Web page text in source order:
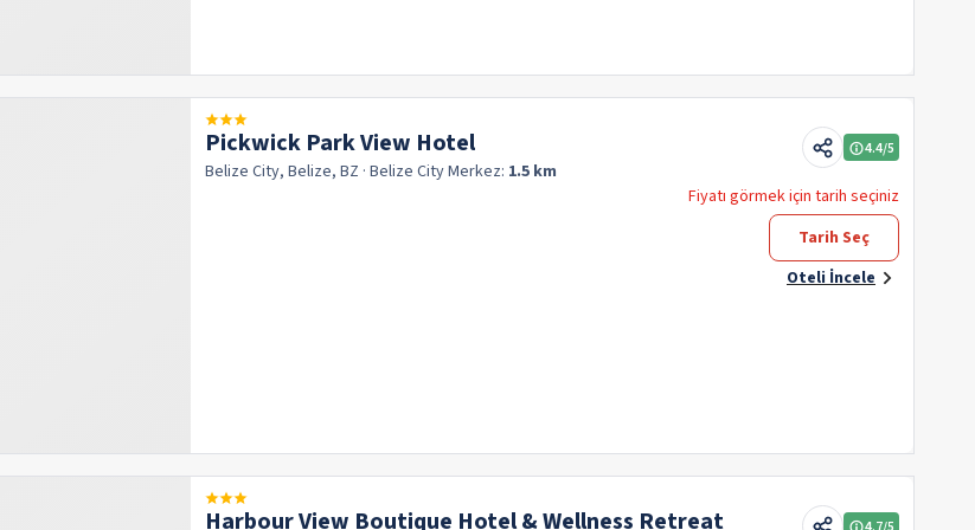
Pickwick Park View Hotel
Belize City, Belize, BZ · Belize CityMerkez: 1.5 km
4.4/5
Fiyatı görmek için tarih seçiniz
Tarih Seç
Oteli İncele
Harbour View Boutique Hotel & Wellness Retreat